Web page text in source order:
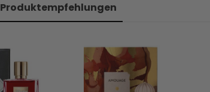
Produktempfehlungen